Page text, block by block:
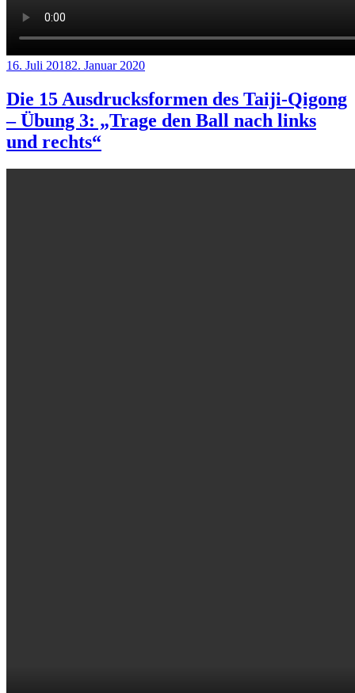
Veröffentlicht
16. Juli 20182. Januar 2020
Die 15 Ausdrucksformen des Taiji-Qigong
– Übung 3: „Trage den Ball nach links
und rechts“